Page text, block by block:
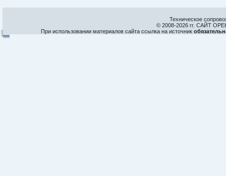
Техническое
© 2008-2026 гг. САЙТ
При использовании материалов сайта ссылка на источник